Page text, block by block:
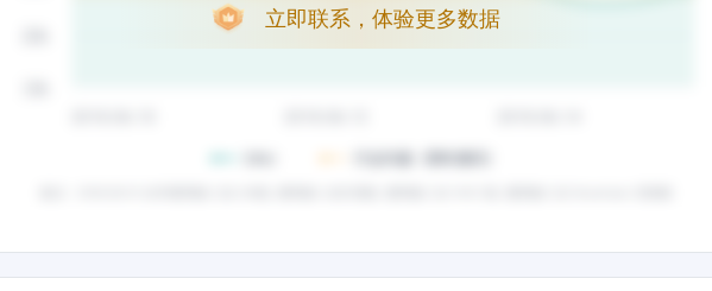
立即联系，体验更多数据